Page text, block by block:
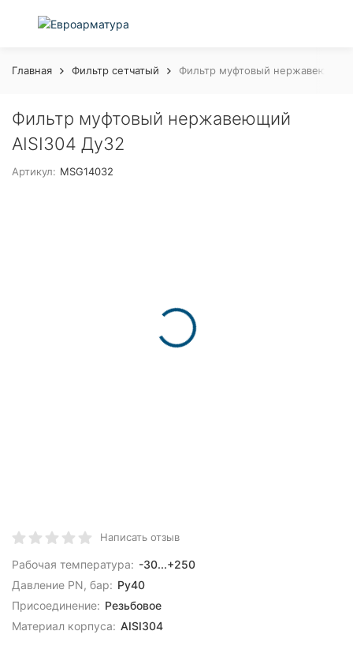
Главная Фильтр сетчатый Фильтр муфтовый нержавеющий
Фильтр муфтовый нержавеющий
AISI304 Ду32
Артикул: MSG14032
Написать отзыв
Рабочая температура: -30...+250
Давление PN, бар: Ру40
Присоединение: Резьбовое
Материал корпуса: AISI304